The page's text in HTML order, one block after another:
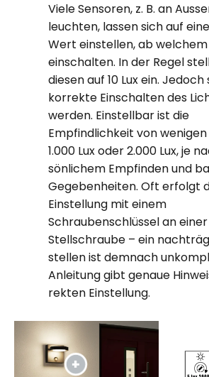
Viele Sensoren, z. B. an
leucht­en, lassen sich auf
Wert ein­stel­len, ab welchem
ein­schalten. In der Regel
diesen auf 10 Lux ein.
korrekte Ein­schalten des
werden. Einstellbar ist die
Empfindlichkeit von wenigen
1.000 Lux oder 2.000 Lux, je
sönlich­em Empfinden und
Gegeben­heit­en. Oft erfolgt
Einstellung mit einem
Schraubenschlüssel an einer
Stellschraube – ein
stellen ist dem­nach
An­leit­ung gibt genaue
rekten Ein­stell­ung.